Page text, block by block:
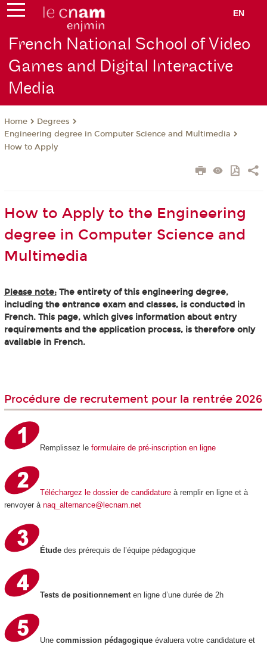
EN
French National School of Video
Games and Digital Interactive
Media
Home
Degrees
Engineering degree in Computer Science and Multimedia
How to Apply
How to Apply to the Engineering
degree in Computer Science and
Multimedia
Please note:The entirety of this engineering degree,
including the entrance exam and classes, is conducted in
French. This page, which gives information about entry
requirements and the application process, is therefore only
available in French.
Procédure de recrutement pour la rentrée 2026
Remplissez le formulaire de pré-inscription en ligne
Téléchargez le dossier de candidatureà remplir en ligne et à
renvoyer à naq_alternance@lecnam.net
Étudedes prérequis de l’équipe pédagogique
Tests de positionnementen ligne d’une durée de 2h
Une commission pédagogiqueévaluera votre candidature et